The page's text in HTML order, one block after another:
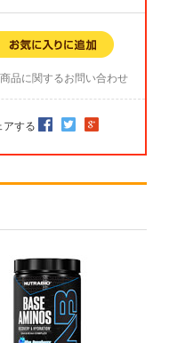
品に関するお問い合わせ
アする